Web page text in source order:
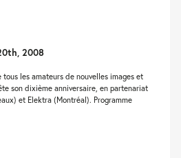
2008
les amateurs de nouvelles images et
son dixième anniversaire, en partenariat
et Elektra (Montréal). Programme